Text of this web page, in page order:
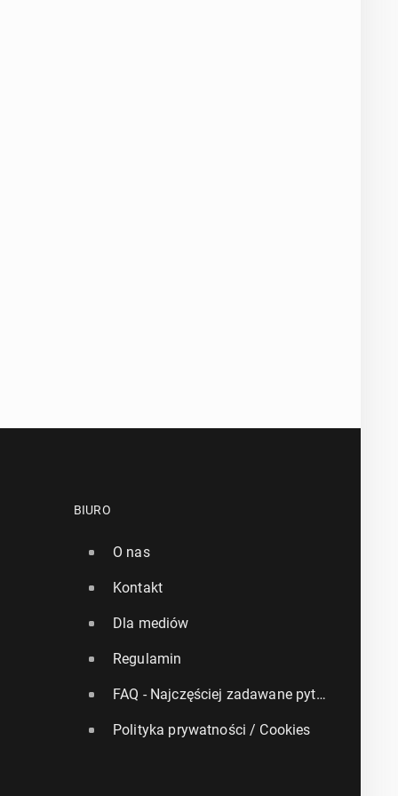
BIURO
O nas
Kontakt
Dla mediów
Regulamin
FAQ - Najczęściej zadawane pytania
Polityka prywatności / Cookies